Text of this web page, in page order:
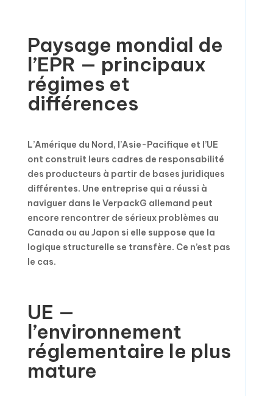
Paysage mondial de
l’EPR — principaux
régimes et
différences
L’Amérique du Nord, l’Asie-Pacifique et l’UE
ont construit leurs cadres de responsabilité
des producteurs à partir de bases juridiques
différentes. Une entreprise qui a réussi à
naviguer dans le VerpackG allemand peut
encore rencontrer de sérieux problèmes au
Canada ou au Japon si elle suppose que la
logique structurelle se transfère. Ce n’est pas
le cas.
UE —
l’environnement
réglementaire le plus
mature